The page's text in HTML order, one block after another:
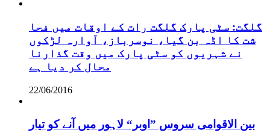
گلگت: سٹی پارک گلگت رات کے اوقات میں فحا
شت کا اڈہ بن گیا، نوسرباز، آوارہ لڑکوں
نے شہریوں کو سٹی پارک میں وقت گذارنا
محال کر دیا ہے
22/06/2016
بین الاقوامی سروس ”اوبر“ لاہور میں آنے کو تیار